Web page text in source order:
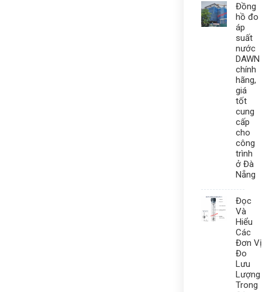
Đồng
hồ đo
áp
suất
nước
DAWN
chính
hãng,
giá
tốt
cung
cấp
cho
công
trình
ở Đà
Nẵng
Đọc
Và
Hiểu
Các
Đơn Vị
Đo
Lưu
Lượng
Trong